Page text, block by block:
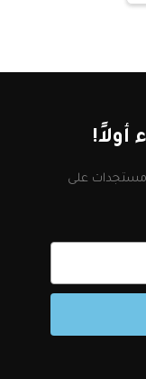
مستجدات على